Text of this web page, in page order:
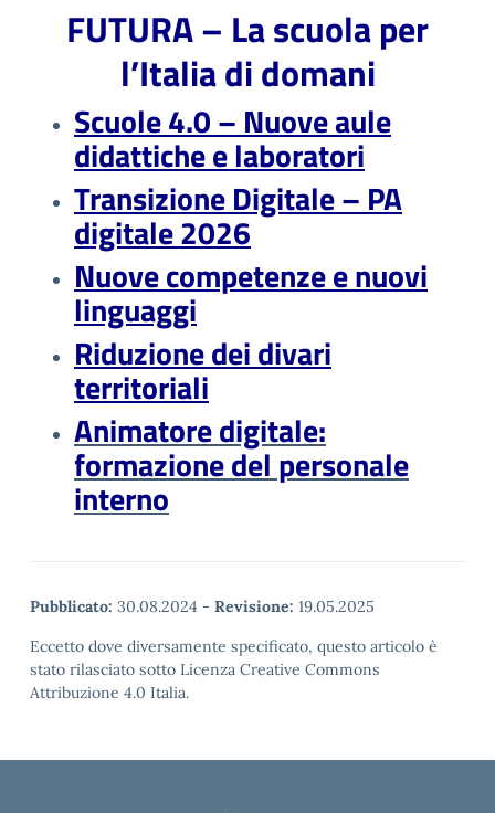
FUTURA – La scuola per
l’Italia di domani
Scuole 4.0 – Nuove aule
didattiche e laboratori
Transizione Digitale – PA
digitale 2026
Nuove competenze e nuovi
linguaggi
Riduzione dei divari
territoriali
Animatore digitale:
formazione del personale
interno
Pubblicato: 30.08.2024 - Revisione: 19.05.2025
Eccetto dove diversamente specificato, questo articolo è
stato rilasciato sotto Licenza Creative Commons
Attribuzione 4.0 Italia.